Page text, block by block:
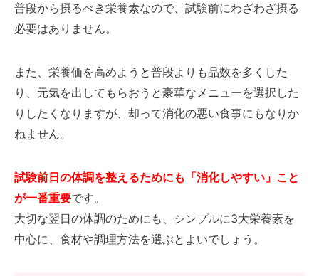
普段から摂るべき栄養素なので、試験前にわざわざ摂る
必要はありません。
また、栄養価を高めようと普段よりも品数を多くした
り、元気を出してもらおうと豪華なメニューを選択した
りしたくなりますが、却って消化の悪い食事にもなりか
ねません。
試験前日の体調を整えるためにも「消化しやすい」こと
が一番重要です。
大切な翌日の体調のためにも、シンプルに3大栄養素を
中心に、食材や調理方法を選ぶとよいでしょう。